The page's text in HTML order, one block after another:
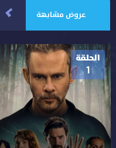
عروض مشابهة >
الحلقة
1